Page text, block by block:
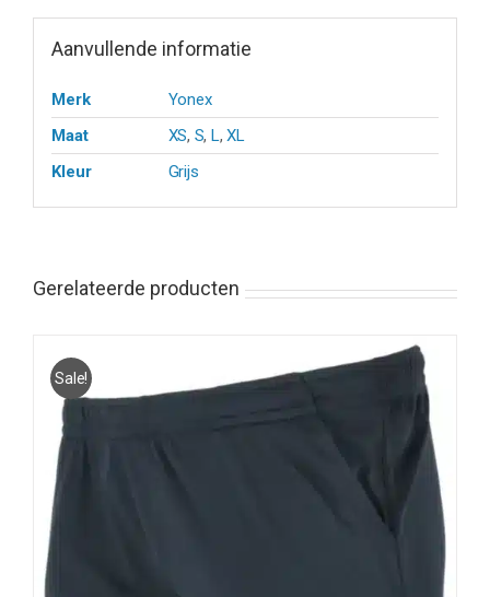
Aanvullende informatie
Merk
Yonex
Maat
XS, S, L,XL
Kleur
Grijs
Gerelateerde producten
Sale!